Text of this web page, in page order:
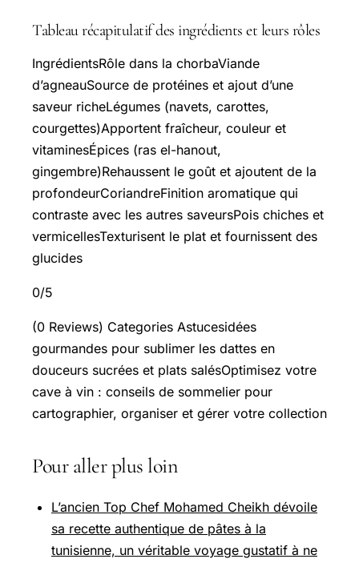
Tableau récapitulatif des ingrédients et leurs rôles
IngrédientsRôle dans la chorbaViande
d’agneauSource de protéines et ajout d’une
saveur richeLégumes (navets, carottes,
courgettes)Apportent fraîcheur, couleur et
vitaminesÉpices (ras el-hanout,
gingembre)Rehaussent le goût et ajoutent de la
profondeurCoriandreFinition aromatique qui
contraste avec les autres saveursPois chiches et
vermicellesTexturisent le plat et fournissent des
glucides
0/5
(0 Reviews) Categories Astucesidées
gourmandes pour sublimer les dattes en
douceurs sucrées et plats salésOptimisez votre
cave à vin : conseils de sommelier pour
cartographier, organiser et gérer votre collection
Pour aller plus loin
L’ancien Top Chef Mohamed Cheikh dévoile
sa recette authentique de pâtes à la
tunisienne, un véritable voyage gustatif à ne